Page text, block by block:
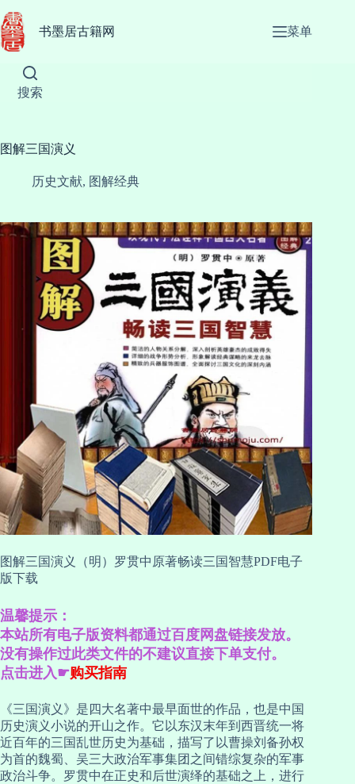
至
内
书墨居古籍网 菜单
搜索
图解三国演义
历史文献, 图解经典
图解三国演义（明）罗贯中原著畅读三国智慧PDF电子
版下载
温馨提示：
本站所有电子版资料都通过百度网盘链接发放。
没有操作过此类文件的不建议直接下单支付。
点击进入☛购买指南
《三国演义》是四大名著中最早面世的作品，也是中国
历史演义小说的开山之作。它以东汉末年到西晋统一将
近百年的三国乱世历史为基础，描写了以曹操刘备孙权
为首的魏蜀、吴三大政治军事集团之间错综复杂的军事
政治斗争。罗贯中在正史和后世演绎的基础之上，进行